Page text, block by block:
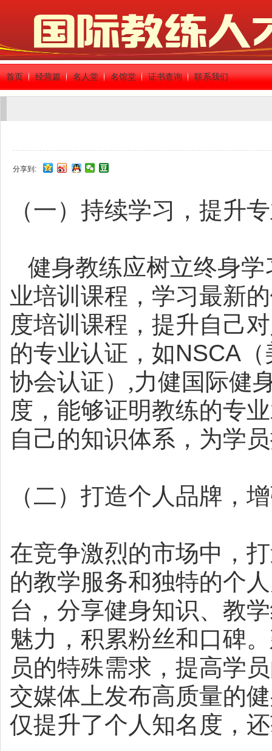
首页 经营篇 名人堂 名馆堂 证书查询 联系我们
分享到:
（一）持续学习，提升
健身教练应树立终身学
业培训课程，学习最新
度培训课程，提升自己
的专业认证，如NSCA
协会认证）,力健国际健
度，能够证明教练的专
自己的知识体系，为学
（二）打造个人品牌，
在竞争激烈的市场中，
的教学服务和独特的个
台，分享健身知识、教
魅力，积累粉丝和口碑
员的特殊需求，提高学
交媒体上发布高质量的
仅提升了个人知名度，